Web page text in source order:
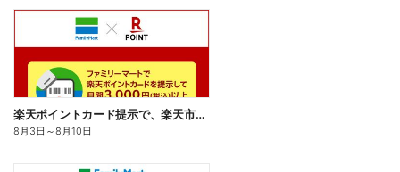
楽天ポイントカード提示で、楽天市場でのお買い物がおトクに!
8月3日 ～8月10日